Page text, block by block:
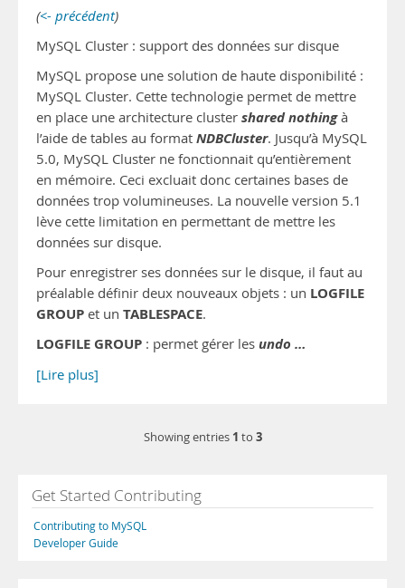
(<- précédent)
MySQL Cluster : support des données sur disque
MySQL propose une solution de haute disponibilité :
MySQL Cluster. Cette technologie permet de mettre
en place une architecture cluster shared nothingà
l’aide de tables au format NDBCluster. Jusqu’à MySQL
5.0, MySQL Cluster ne fonctionnait qu’entièrement
en mémoire. Ceci excluait donc certaines bases de
données trop volumineuses. La nouvelle version 5.1
lève cette limitation en permettant de mettre les
données sur disque.
Pour enregistrer ses données sur le disque, il faut au
préalable définir deux nouveaux objets : un LOGFILE
GROUP et un TABLESPACE.
LOGFILE GROUP : permet gérer les undo …
[Lire plus]
Showing entries 1 to 3
Get Started Contributing
Contributing to MySQL
Developer Guide